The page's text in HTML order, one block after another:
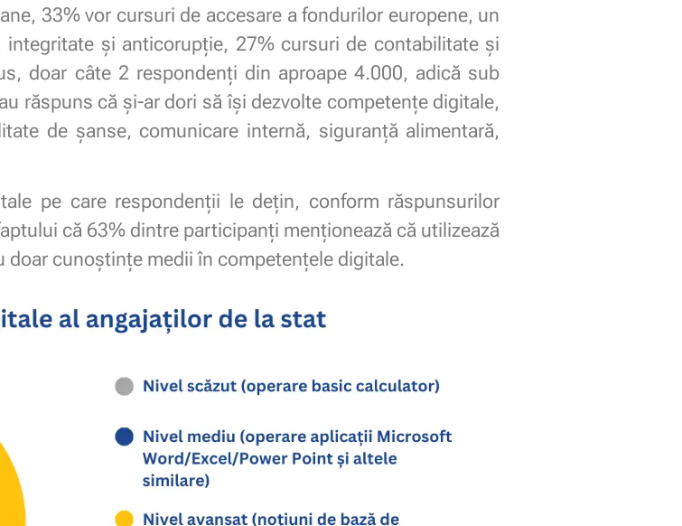
33% vor cursuri de accesare a fondurilor europene, un
și anticorupție, 27% cursuri de contabilitate și
doar câte 2 respondenți din aproape 4.000, adică sub
răspuns că și-ar dori să își dezvolte competențe digitale,
de șanse, comunicare internă, siguranță alimentară,
pe care respondenții le dețin, conform răspunsurilor
că 63% dintre participanți menționează că utilizează
doar cunoștințe medii în competențele digitale.